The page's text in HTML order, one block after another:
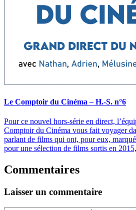
Le Comptoir du Cinéma – H.-S. n°6
Pour ce nouvel hors-série en direct,
Comptoir du Cinéma vous fait voyager
parlant de films qui ont, pour eux,
pour une sélection de films sortis en
Commentaires
Laisser un commentaire